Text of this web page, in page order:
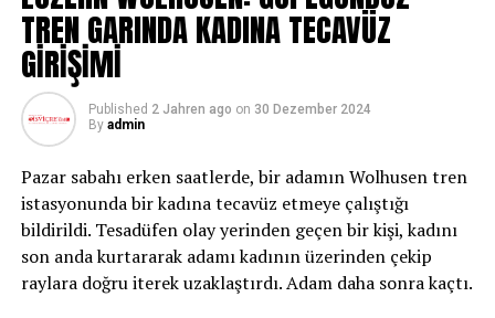
TREN GARINDA KADINA TECAVÜZ
GİRİŞİMİ
Published 2 Jahren ago on 30 Dezember 2024
By admin
Pazar sabahı erken saatlerde, bir adamın Wolhusen tren
istasyonunda bir kadına tecavüz etmeye çalıştığı
bildirildi. Tesadüfen olay yerinden geçen bir kişi, kadını
son anda kurtararak adamı kadının üzerinden çekip
raylara doğru iterek uzaklaştırdı. Adam daha sonra kaçtı.